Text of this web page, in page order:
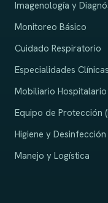
Imagenología y
Monitoreo Básico
Cuidado Respiratorio
Especialidades Clínicas
Mobiliario Hospitalario
Equipo de Protección
Higiene y Desinfección
Manejo y Logística